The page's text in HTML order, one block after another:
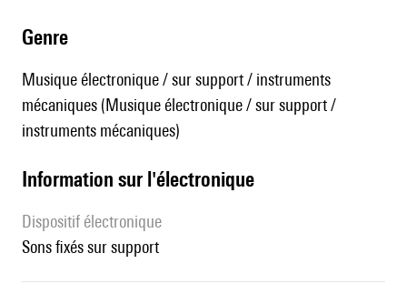
genre
Musique électronique / sur support / instruments
mécaniques (Musique électronique / sur support /
instruments mécaniques)
Information sur l'électronique
Dispositif électronique
sons fixés sur support